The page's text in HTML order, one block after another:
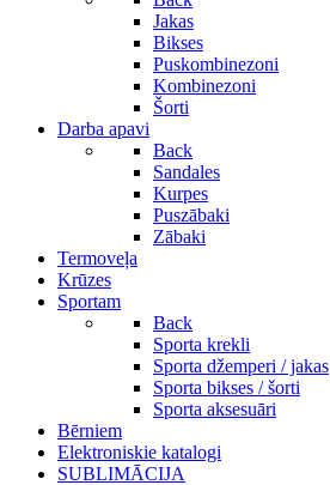
Jakas
Bikses
Puskombinezoni
Kombinezoni
Šorti
Darba apavi
Back
Sandales
Kurpes
Puszābaki
Zābaki
Termoveļa
Krūzes
Sportam
Back
Sporta krekli
Sporta džemperi / jakas
Sporta bikses / šorti
Sporta aksesuāri
Bērniem
Elektroniskie katalogi
SUBLIMĀCIJA